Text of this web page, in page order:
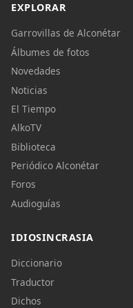
EXPLORAR
Garrovillas de Alconétar
Álbumes de fotos
Novedades
Noticias
El Tiempo
AlkoTV
Biblioteca
Periódico Alconétar
Foros
Audioguías
IDIOSINCRASIA
Diccionario
Traductor
Dichos